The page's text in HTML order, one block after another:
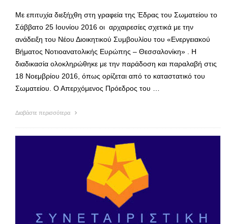
Με επιτυχία διεξήχθη στη γραφεία της Έδρας του Σωματείου το
Σάββατο 25 Ιουνίου 2016 οι αρχαιρεσίες σχετικά με την
ανάδειξη του Νέου Διοικητικού Συμβουλίου του «Ενεργειακού
Βήματος Νοτιοανατολικής Ευρώπης – Θεσσαλονίκη» . Η
διαδικασία ολοκληρώθηκε με την παράδοση και παραλαβή στις
18 Νοεμβρίου 2016, όπως ορίζεται από το καταστατικό του
Σωματείου. Ο Απερχόμενος Πρόεδρος του …
Διαβάστε περισσότερα